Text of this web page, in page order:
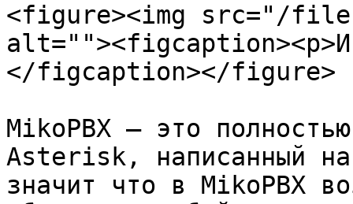
<figure><img src="/
</figcaption></figure>
MikoPBX — это
Asterisk, написанный
значит что в MikoPBX